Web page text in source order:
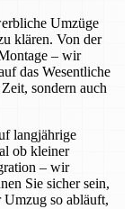
Umzüge
klären. Von der
– wir
das Wesentliche
sondern auch
langjährige
ob kleiner
– wir
Sie sicher sein,
so abläuft,